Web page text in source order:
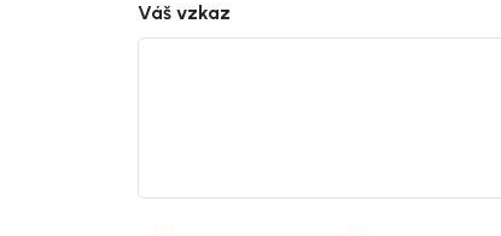
Váš vzkaz